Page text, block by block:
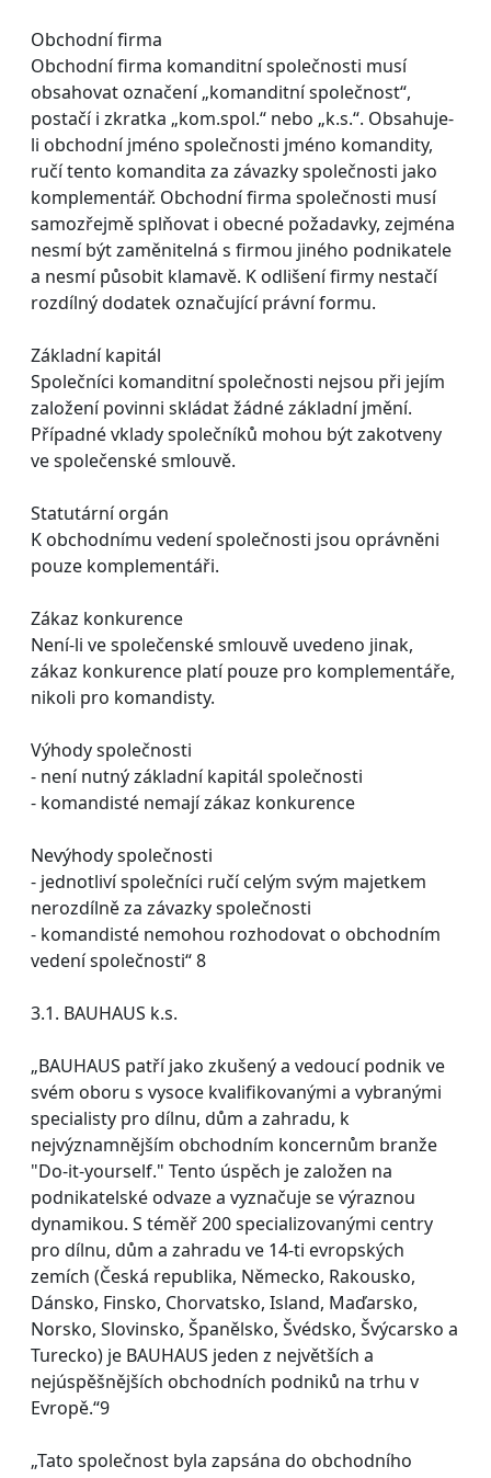
Obchodní firma
Obchodní firma komanditní společnosti musí
obsahovat označení „komanditní společnost“,
postačí i zkratka „kom.spol.“ nebo „k.s.“. Obsahuje-
li obchodní jméno společnosti jméno komandity,
ručí tento komandita za závazky společnosti jako
komplementář. Obchodní firma společnosti musí
samozřejmě splňovat i obecné požadavky, zejména
nesmí být zaměnitelná s firmou jiného podnikatele
a nesmí působit klamavě. K odlišení firmy nestačí
rozdílný dodatek označující právní formu.
Základní kapitál
Společníci komanditní společnosti nejsou při jejím
založení povinni skládat žádné základní jmění.
Případné vklady společníků mohou být zakotveny
ve společenské smlouvě.
Statutární orgán
K obchodnímu vedení společnosti jsou oprávněni
pouze komplementáři.
Zákaz konkurence
Není-li ve společenské smlouvě uvedeno jinak,
zákaz konkurence platí pouze pro komplementáře,
nikoli pro komandisty.
Výhody společnosti
- není nutný základní kapitál společnosti
- komandisté nemají zákaz konkurence
Nevýhody společnosti
- jednotliví společníci ručí celým svým majetkem
nerozdílně za závazky společnosti
- komandisté nemohou rozhodovat o obchodním
vedení společnosti“ 8
3.1. BAUHAUS k.s.
„BAUHAUS patří jako zkušený a vedoucí podnik ve
svém oboru s vysoce kvalifikovanými a vybranými
specialisty pro dílnu, dům a zahradu, k
nejvýznamnějším obchodním koncernům branže
"Do-it-yourself." Tento úspěch je založen na
podnikatelské odvaze a vyznačuje se výraznou
dynamikou. S téměř 200 specializovanými centry
pro dílnu, dům a zahradu ve 14-ti evropských
zemích (Česká republika, Německo, Rakousko,
Dánsko, Finsko, Chorvatsko, Island, Maďarsko,
Norsko, Slovinsko, Španělsko, Švédsko, Švýcarsko a
Turecko) je BAUHAUS jeden z největších a
nejúspěšnějších obchodních podniků na trhu v
Evropě.“9
„Tato společnost byla zapsána do obchodního